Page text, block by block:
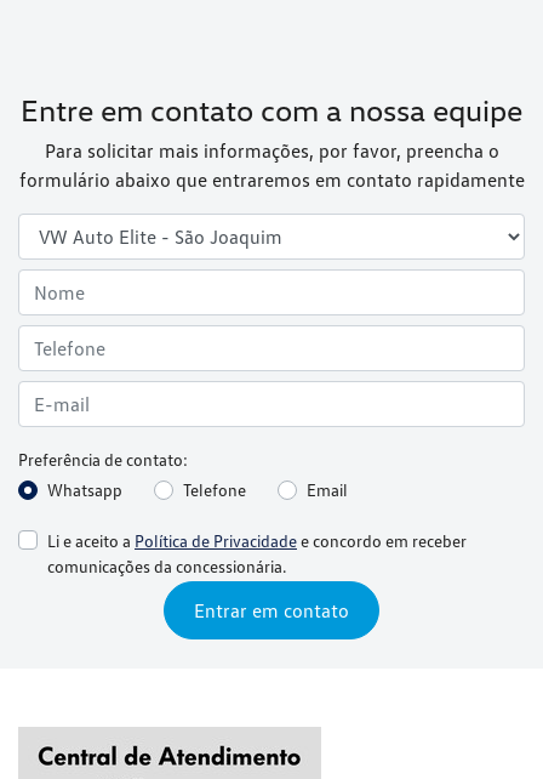
Entre em contato com a nossa equipe
Para solicitar mais informações, por favor, preencha o
formulário abaixo que entraremos em contato rapidamente
Preferência de contato:
Whatsapp
Telefone Email
Li e aceito a Política de Privacidadee concordo em receber
comunicações da concessionária.
Entrar em contato